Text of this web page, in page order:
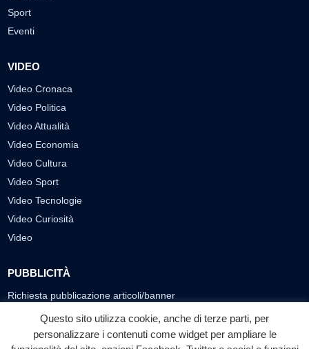
Sport
Eventi
VIDEO
Video Cronaca
Video Politica
Video Attualità
Video Economia
Video Cultura
Video Sport
Video Tecnologie
Video Curiosità
Video
PUBBLICITÀ
Richiesta pubblicazione articoli/banner
SEGUICI SUI SOCIAL
Questo sito utilizza cookie, anche di terze parti, per
personalizzare i contenuti come widget per ampliare le